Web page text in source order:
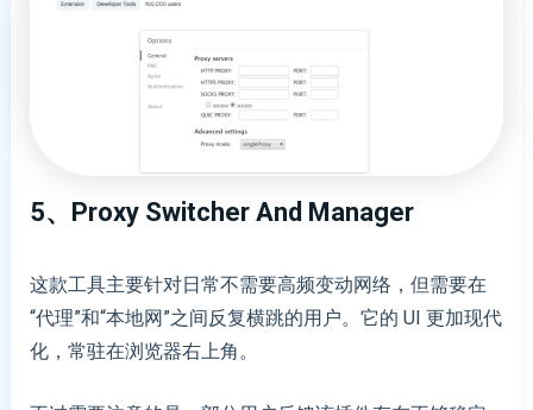
5、Proxy Switcher And Manager
这款工具主要针对日常不需要高频变动网络，但需要在
“代理”和“本地网”之间反复横跳的用户。它的 UI 更加现代
化，常驻在浏览器右上角。